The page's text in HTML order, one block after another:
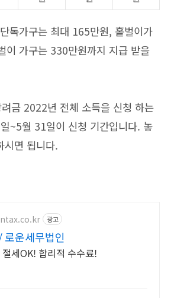
독가구는 최대 165만원, 홑벌이가
이 가구는 330만원까지 지급 받을
금 2022년 전체 소득을 신청 하는
~5월 31일이 신청 기간입니다. 놓
시면 됩니다.
광고
운세무법인
세OK! 합리적 수수료!